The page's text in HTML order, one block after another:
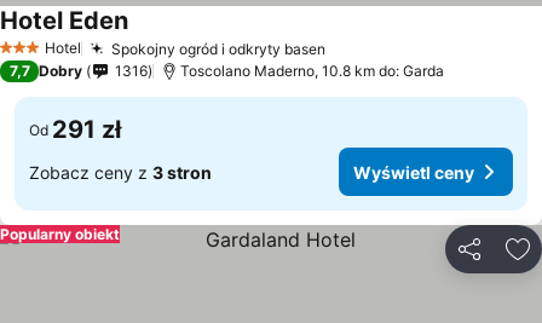
3 Kategoria
Hotel Spokojny ogród i odkryty basen
Hotel Eden
7,7 Dobry 1316 Toscolano Maderno, 10.8 km do: Garda
Od 291 zł
Zobacz ceny z 3 stron Wyświetl ceny
Popularny obiekt